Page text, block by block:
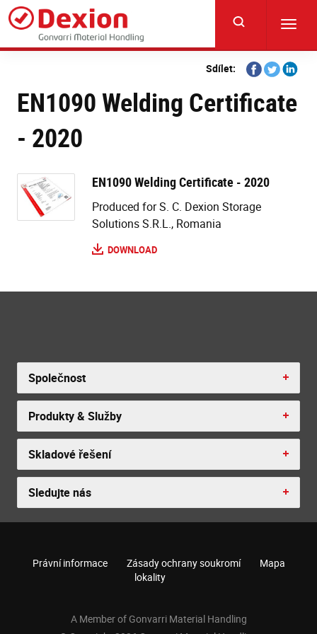
Skip
main
content
Sdílet:
Share
on
Facebook
Share
on
Twitter
Share
EN1090 Welding Certificate
- 2020
EN1090 Welding Certificate - 2020
Produced for S. C. Dexion Storage
Solutions S.R.L., Romania
DOWNLOAD
Společnost
Produkty & Služby
Skladové řešení
Sledujte nás
Právní informace Zásady ochrany soukromí
Mapa
lokality
A Member of Gonvarri Material Handling